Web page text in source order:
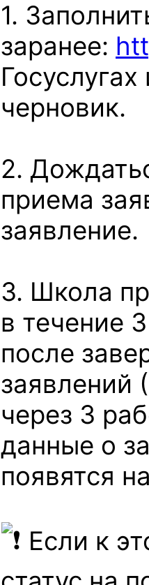
1.
заранее:
черновик.
2.
приема
заявление.
3. Школа
в течение
после
заявлений
через 3
данные о
появятся
Если к